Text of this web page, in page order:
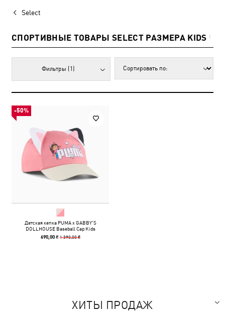
Select
СПОРТИВНЫЕ ТОВАРЫ SELECT РАЗМЕРА KIDS 1
Фильтры (1)
-50%
Детская кепка PUMA x GABBY'S
DOLLHOUSE Baseball Cap Kids
690,00 ₴ 1 390,00 ₴
ХИТЫ ПРОДАЖ